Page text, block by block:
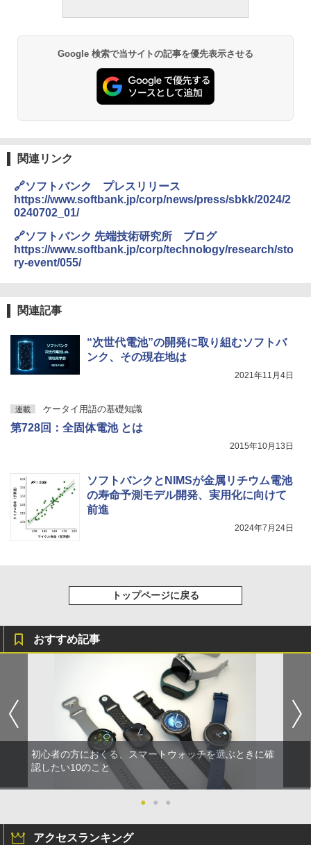
Google 検索で当サイトの記事を優先表示させる
関連リンク
🔗ソフトバンク プレスリリース
https://www.softbank.jp/corp/news/press/sbkk/2024/2
0240702_01/
🔗ソフトバンク 先端技術研究所 ブログ
https://www.softbank.jp/corp/technology/research/sto
ry-event/055/
関連記事
“次世代電池”の開発に取り組むソフトバ
ンク、その現在地は
2021年11月4日
連載 ケータイ用語の基礎知識
第728回：全固体電池 とは
2015年10月13日
ソフトバンクとNIMSが金属リチウム電池
の寿命予測モデル開発、実用化に向けて
前進
2024年7月24日
トップページに戻る
おすすめ記事
初心者の方におくる、スマートウォッチを選ぶときに確
認したい10のこと
● ● ●
アクセスランキング